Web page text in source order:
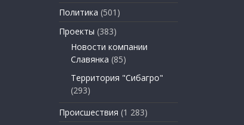
Политика (501)
Проекты (383)
Новости компании
Славянка (85)
Территория "Сибагро"
(293)
Происшествия (1 283)